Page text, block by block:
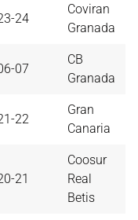
24
Coviran
Granada
07
CB
Granada
22
Gran
Canaria
21
Coosur
Real
Betis